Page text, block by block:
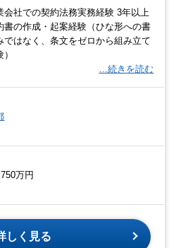
会社での契約法務実務経験 3年以上
書の作成・起案経験（ひな形への書
ではなく、条文をゼロから組み立て
…続きを読む
万円
しく見る